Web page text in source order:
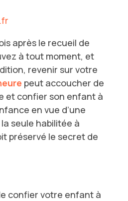
après le recueil de
à tout moment, et
revenir sur votre
peut accoucher de
et confier son enfant à
en vue d’une
seule habilitée à
préservé le secret de
confier votre enfant à